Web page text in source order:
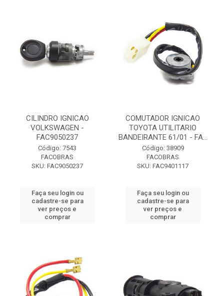
CILINDRO IGNICAO
VOLKSWAGEN -
FAC9050237
Código: 7543
FACOBRAS
SKU: FAC9050237
Faça seu login ou
cadastre-se para
ver preços e
comprar
COMUTADOR IGNICAO
TOYOTA UTILITARIO
BANDEIRANTE 61/01 - FA...
Código: 38909
FACOBRAS
SKU: FAC9401117
Faça seu login ou
cadastre-se para
ver preços e
comprar